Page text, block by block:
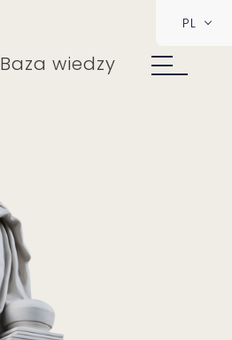
Baza wiedzy
PL